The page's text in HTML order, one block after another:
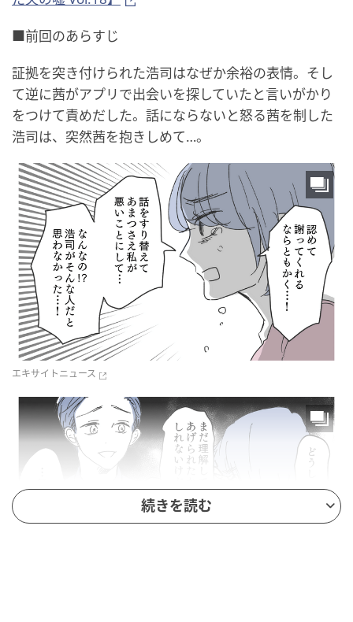
■前回のあらすじ
証拠を突き付けられた浩司はなぜか余裕の表情。そし
て逆に茜がアプリで出会いを探していたと言いがかり
をつけて責めだした。話にならないと怒る茜を制した
浩司は、突然茜を抱きしめて…。
エキサイトニュース
続きを読む